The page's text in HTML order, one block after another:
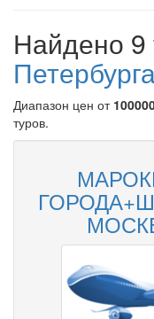
Найдено 9
Диапазон цен от
туров.